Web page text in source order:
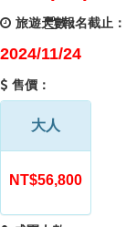
旅遊天數：報名截止：
2024/11/24
售價：
大人
NT$56,800